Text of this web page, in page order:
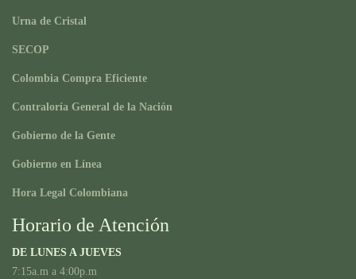
Urna de Cristal
SECOP
Colombia Compra Eficiente
Contraloría General de la Nación
Gobierno de la Gente
Gobierno en Línea
Hora Legal Colombiana
Horario de Atención
DE LUNES A JUEVES
7:15a.m a 4:00p.m